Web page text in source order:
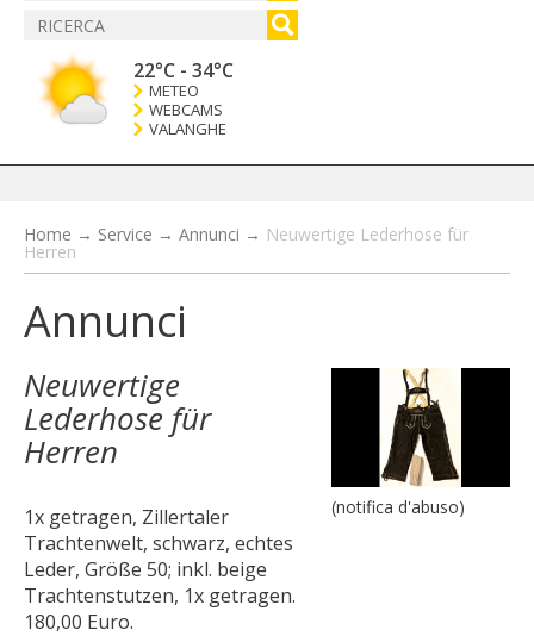
22°C - 34°C
METEO
WEBCAMS
VALANGHE
Home → Service → Annunci → Neuwertige Lederhose für
Herren
Annunci
Neuwertige
Lederhose für
Herren
1x getragen, Zillertaler
Trachtenwelt, schwarz, echtes
Leder, Größe 50; inkl. beige
Trachtenstutzen, 1x getragen.
180,00 Euro.
(notifica d'abuso)